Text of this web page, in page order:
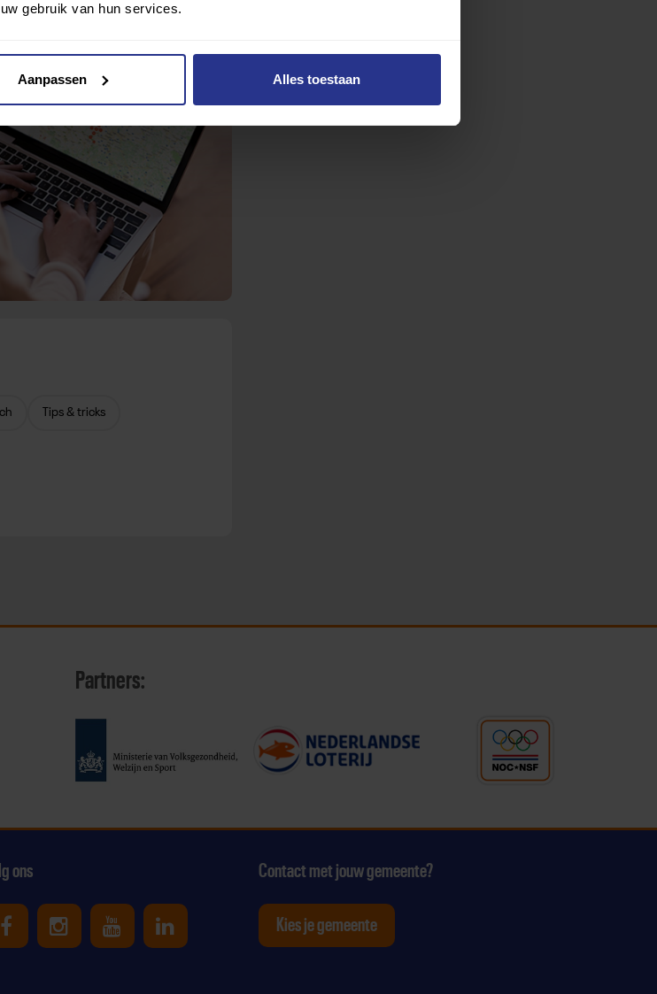
gebruik van hun services.
Aanpassen Alles toestaan
Tips & tricks
Partners:
ons
Uniek Sporten op Facebook
Uniek Sporten op Instagram
Uniek Sporten op Youtube
Uniek Sporten op Linkedin
Contact met jouw gemeente?
Kies je gemeente